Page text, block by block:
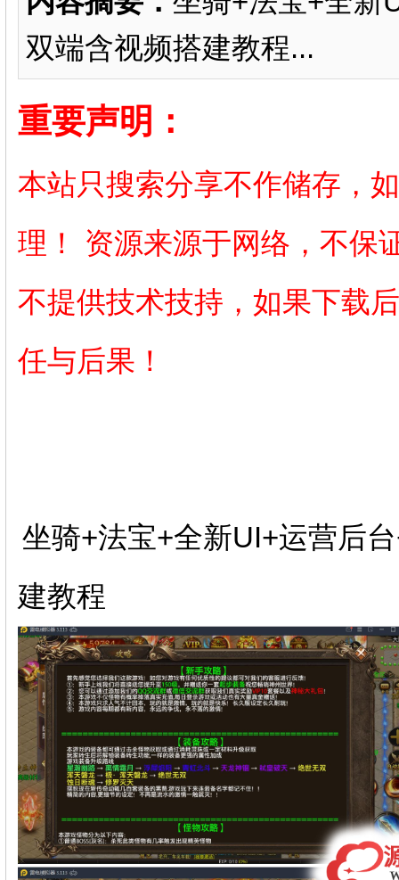
双端含视频搭建教程...
重要声明：
本站只搜索分享不作储存，
理！ 资源来源于网络，不保
不提供技术技持，如果下载
任与后果！
坐骑+法宝+全新UI+运营后
建教程